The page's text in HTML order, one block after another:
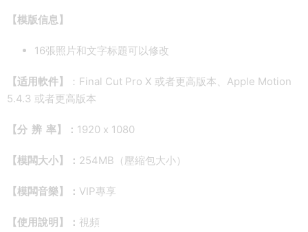
【模版信息】
16張照片和文字标題可以修改
【适用軟件】
：Final Cut Pro X 或者更高版本、Apple Motion
5.4.3 或者更高版本
【分 辨 率】： 1920 x 1080
【模闆大小】： 254MB（壓縮包大小）
【模闆音樂】： VIP專享
【使用說明】： 視頻